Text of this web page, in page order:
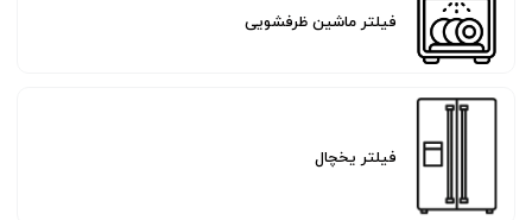
فیلتر ماشین ظرفشویی
فیلتر یخچال